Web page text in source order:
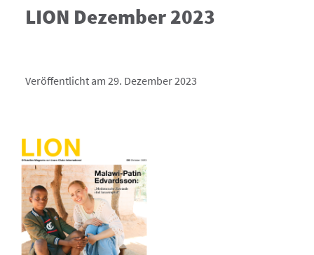
LION Dezember 2023
Veröffentlicht am 29. Dezember 2023